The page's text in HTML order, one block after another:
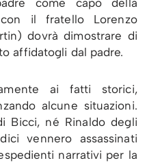
il fratello Lorenzo
dovrà dimostrare di
affidatogli dal padre.
ai fatti storici,
alcune situazioni.
Bicci, né Rinaldo degli
vennero assassinati
narrativi per la